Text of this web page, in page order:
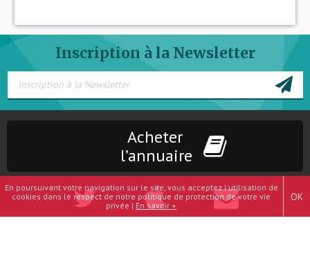
Inscription à la Newsletter
Acheter
l’annuaire
En poursuivant votre navigation sur le site, vous acceptez l'utilisation de
cookies dans le respect de notre politique de protection de votre vie
privée | En savoir +
OK